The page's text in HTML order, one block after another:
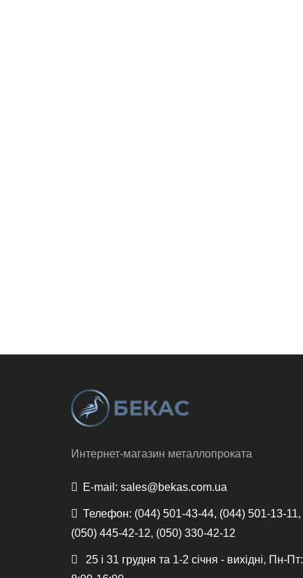
Интернет-магазин металлопроката
E-mail: sales@bekas.com.ua
Телефон: (044) 501-43-44, (044) 501-13-11,
(050) 445-42-12, (050) 330-42-12
25 і 31 грудня та 1-2 січня - вихідні, Пн-Пт: